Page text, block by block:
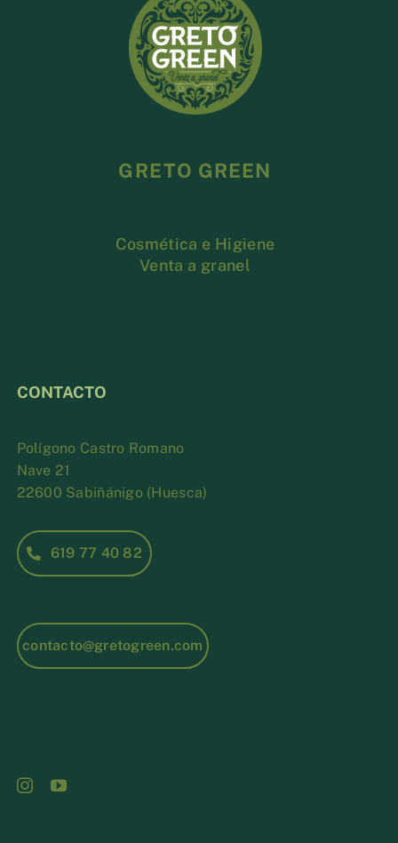
GRETO GREEN
Cosmética e Higiene
Venta a granel
CONTACTO
Polígono Castro Romano
Nave 21
22600 Sabiñánigo (Huesca)
619 77 40 82
contacto@gretogreen.com